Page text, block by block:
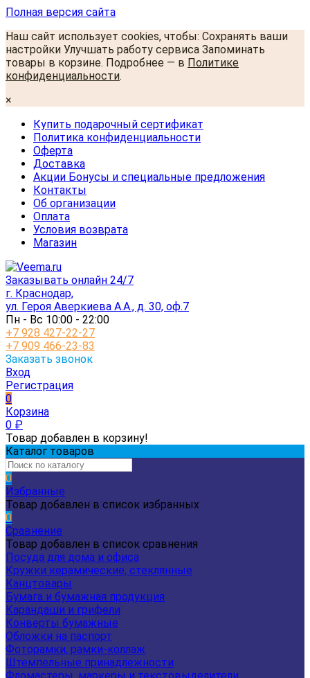
Полная версия сайта
Наш сайт использует cookies, чтобы: Сохранять ваши
настройки Улучшать работу сервиса Запоминать
товары в корзине. Подробнее — в Политике
конфиденциальности.
×
Купить подарочный сертификат
Политика конфиденциальности
Оферта
Доставка
Акции Бонусы и специальные предложения
Контакты
Об организации
Оплата
Условия возврата
Магазин
Заказывать онлайн 24/7
г. Краснодар,
ул. Героя Аверкиева А.А., д. 30, оф.7
Пн - Вс 10:00 - 22:00
+7 928 427-22-27
+7 909 466-23-83
Заказать звонок
Вход
Регистрация
0
Корзина
0 ₽
Товар добавлен в корзину!
Каталог товаров
0
Избранные
Товар добавлен в список избранных
0
Сравнение
Товар добавлен в список сравнения
Посуда для дома и офиса
Кружки керамические, стеклянные
Канцтовары
Бумага и бумажная продукция
Карандаши и грифели
Конверты бумажные
Обложки на паспорт
Фоторамки, рамки-коллаж
Штемпельные принадлежности